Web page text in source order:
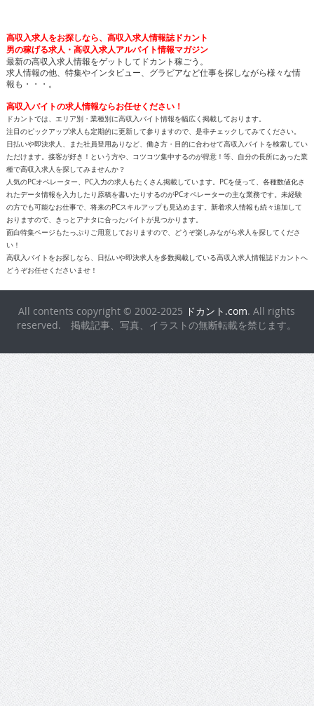
高収入求人をお探しなら、高収入求人情報誌ドカント
男の稼げる求人・高収入求人アルバイト情報マガジン
最新の高収入求人情報をゲットしてドカント稼ごう。
求人情報の他、特集やインタビュー、グラビアなど仕事を探しながら様々な情
報も・・・。
高収入バイトの求人情報ならお任せください！
ドカントでは、エリア別・業種別に高収入バイト情報を幅広く掲載しております。
注目のピックアップ求人も定期的に更新して参りますので、是非チェックしてみてください。
日払いや即決求人、また社員登用ありなど、働き方・目的に合わせて高収入バイトを検索してい
ただけます。接客が好き！という方や、コツコツ集中するのが得意！等、自分の長所にあった業
種で高収入求人を探してみませんか？
人気のPCオペレーター、PC入力の求人もたくさん掲載しています。PCを使って、各種数値化さ
れたデータ情報を入力したり原稿を書いたりするのがPCオペレーターの主な業務です。未経験
の方でも可能なお仕事で、将来のPCスキルアップも見込めます。新着求人情報も続々追加して
おりますので、きっとアナタに合ったバイトが見つかります。
面白特集ページもたっぷりご用意しておりますので、どうぞ楽しみながら求人を探してくださ
い！
高収入バイトをお探しなら、日払いや即決求人を多数掲載している高収入求人情報誌ドカントへ
どうぞお任せくださいませ！
All contents copyright © 2002-2025 ドカント.com. All rights
reserved. 掲載記事、写真、イラストの無断転載を禁じます。